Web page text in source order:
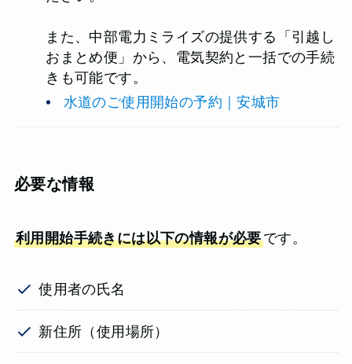
また、中部電力ミライズの提供する「引越し
おまとめ便」から、電気契約と一括での手続
きも可能です。
水道のご使用開始の予約｜安城市
必要な情報
利用開始手続きには以下の情報が必要です。
使用者の氏名
新住所（使用場所）